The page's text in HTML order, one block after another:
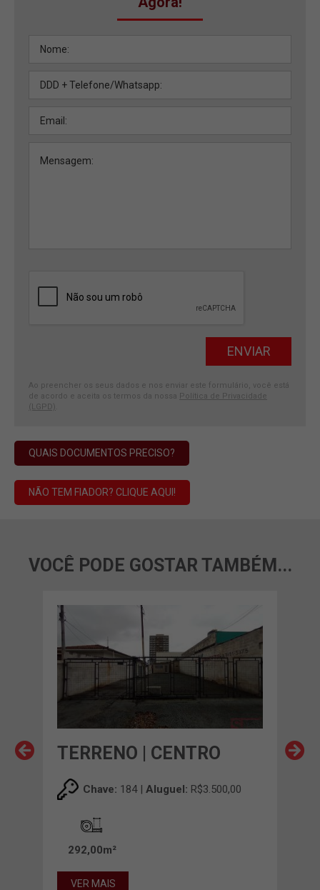
Ao preencher os seus dados e nos enviar este formulário, você está
de acordo e aceita os termos da nossa Política de Privacidade
(LGPD)
QUAIS DOCUMENTOS PRECISO?
NÃO TEM FIADOR? CLIQUE AQUI!
VOCÊ PODE GOSTAR TAMBÉM...
TERRENO | CENTRO
Chave: 184 | Aluguel: R$3.500,00
292,00m²
VER MAIS